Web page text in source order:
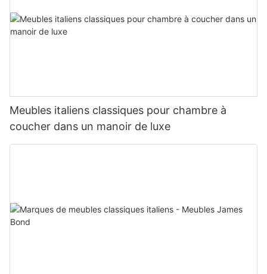
Meubles italiens classiques pour chambre à
coucher dans un manoir de luxe